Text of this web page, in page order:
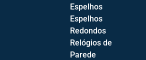
Salas de Estar Completas
Salas de Jantar Completas
Espelhos
Espelhos
Redondos
Relógios de
Parede